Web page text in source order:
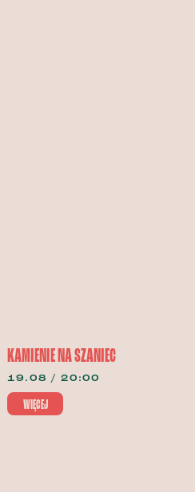
KAMIENIE NA SZANIEC
19.08 / 20:00
WIĘCEJ